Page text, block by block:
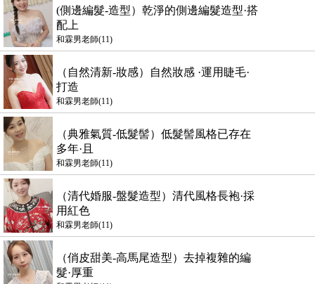
(側邊編髮-造型）乾淨的側邊編髮造型·搭
配上
和霖男老師(11)
（自然清新-妝感）自然妝感 ·運用睫毛·
打造
和霖男老師(11)
（典雅氣質-低髮髻）低髮髻風格已存在
多年·且
和霖男老師(11)
（清代婚服-盤髮造型）清代風格長袍·採
用紅色
和霖男老師(11)
（俏皮甜美-高馬尾造型）去掉複雜的編
髮·厚重